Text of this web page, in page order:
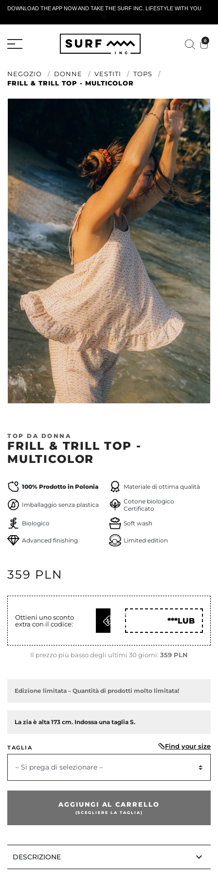
DOWNLOAD THE APP NOW AND TAKE THE SURF INC. LIFESTYLE WITH YOU
🤍
0
NEGOZIO DONNE VESTITI
TOPS
FRILL & TRILL TOP - MULTICOLOR
TOP DA DONNA
FRILL & TRILL TOP -
MULTICOLOR
100% Prodotto in Polonia Materiale di ottima qualità
Imballaggio senza plastica
Cotone biologico
Certificato
Biologico
Soft wash
Advanced finishing Limited edition
359 PLN
Ottieni uno sconto
extra con il codice:
OTTIENI
COD
***LUB
Il prezzo più basso degli ultimi 30 giorni: 359 PLN
Edizione limitata – Quantità di prodotti molto limitata!
La zia è alta 173 cm. Indossa una taglia S.
TAGLIA Find your size
– Si prega di selezionare –
AGGIUNGI AL CARRELLO
(SCEGLIERE LA TAGLIA)
DESCRIZIONE keyboard_arrow_down
MODULO DI RESTITUZIONE ATTIVO